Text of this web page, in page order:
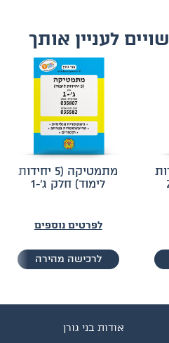
לעניין אותך
מתמטיקה (5 יחידות
לימוד) חלק ג'-1
לפרטים נוספים
לרכישה מהירה
אודות בני גורן